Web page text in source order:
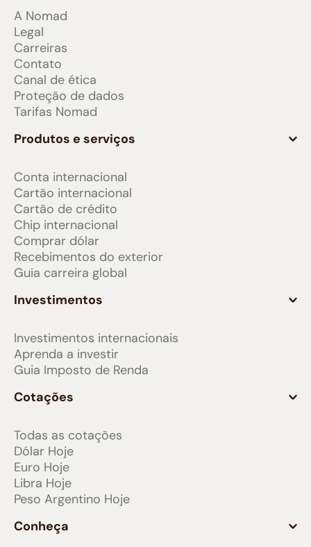
A Nomad
Legal
Carreiras
Contato
Canal de ética
Proteção de dados
Tarifas Nomad
Produtos e serviços
Conta internacional
Cartão internacional
Cartão de crédito
Chip internacional
Comprar dólar
Recebimentos do exterior
Guia carreira global
Investimentos
Investimentos internacionais
Aprenda a investir
Guia Imposto de Renda
Cotações
Todas as cotações
Dólar Hoje
Euro Hoje
Libra Hoje
Peso Argentino Hoje
Conheça